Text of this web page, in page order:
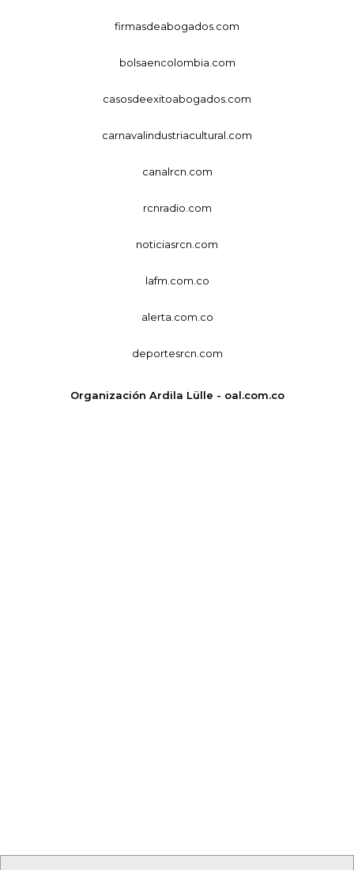
firmasdeabogados.com
bolsaencolombia.com
casosdeexitoabogados.com
carnavalindustriacultural.com
canalrcn.com
rcnradio.com
noticiasrcn.com
lafm.com.co
alerta.com.co
deportesrcn.com
Organización Ardila Lülle - oal.com.co